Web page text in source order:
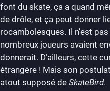
font du skate, ça a quand
de drôle, et ça peut donner
rocambolesques. Il n’est
nombreux joueurs avaient
donnerait. D’ailleurs, cette
étrangère ! Mais son
atout supposé de SkateBird.